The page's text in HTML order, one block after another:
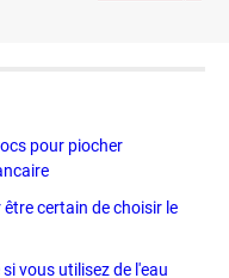
pour piocher
certain de choisir le
vous utilisez de l'eau